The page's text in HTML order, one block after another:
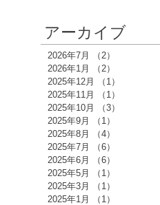
アーカイブ
2026年7月 （2）
2026年1月
（2）
2025年12月
（1）
2025年11月
（1）
2025年10月
（3）
2025年9月
（1）
2025年8月
（4）
2025年7月
（6）
2025年6月
（6）
2025年5月
（1）
2025年3月
（1）
2025年1月
（1）